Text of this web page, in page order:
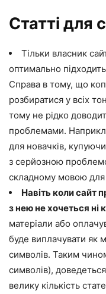
Статті для
Тільки власник
оптимально
Справа в тому, що
розбиратися у всіх
тому не рідко
проблемами.
для новачків,
з серйозною
складному мовою для
Навіть коли сайт
з нею не хочеться ні
матеріали або
буде виплачувати як
символів. Таким
символів),
велику кількість